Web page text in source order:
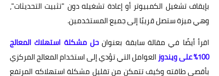
بإيقاف تشغيل الكمبيوتر أو إعادة تشغيله دون "تثبيت التحديثات"،
وهي ميزة ستصل قريبًا إلى جميع المستخدمين.
اقرأ أيضًا في مقالة سابقة بعنوان حل مشكلة استهلاك المعالج
100% على ويندوز
العوامل التي تؤدي إلى استخدام المعالج المركزي
بأقصى طاقته وكيف تتمكن من تقليل مشكلة استهلاكه المرتفع